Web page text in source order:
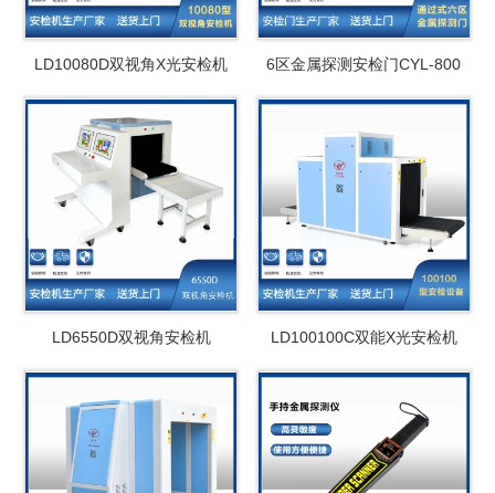
LD10080D双视角X光安检机 6区金属探测安检门CYL-800
LD6550D双视角安检机 LD100100C双能X光安检机